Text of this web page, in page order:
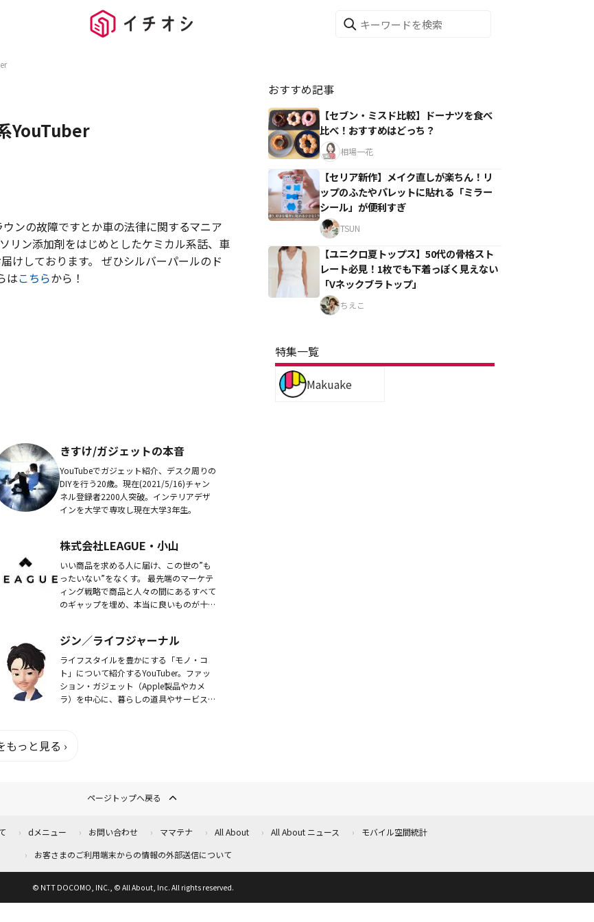
YouTuber
ンの故障ですとか車の法律に関するマニア
リン添加剤をはじめとしたケミカル系話、車
けしております。 ぜひシルバーパールのド
はこちらから！
きすけ/ガジェットの本音
YouTubeでガジェット紹介、デスク周りの
DIYを行う20歳。現在(2021/5/16)チャン
ネル登録者2200人突破。インテリアデザ
インを大学で専攻し現在大学3年生。
株式会社LEAGUE・小山
いい商品を求める人に届け、この世の”も
ったいない”をなくす。 最先端のマーケテ
ィング戦略で商品と人々の間にあるすべて
のギャップを埋め、本当に良いものが十分
ジン／ライフジャーナル
ライフスタイルを豊かにする「モノ・コ
ト」について紹介するYouTuber。ファッ
ション・ガジェット（Apple製品やカメ
ラ）を中心に、暮らしの道具やサービスの
もっと見る ›
おすすめ記事
【セブン・ミスド比較】ドーナツを食べ
比べ！おすすめはどっち？
相場一花
【セリア新作】メイク直しが楽ちん！リ
ップのふたやパレットに貼れる「ミラー
シール」が便利すぎ
TSUN
【ユニクロ夏トップス】50代の骨格スト
レート必見！1枚でも下着っぽく見えない
「Vネックブラトップ」
ちえこ
特集一覧
Makuake
ページトップへ戻る
dメニュー お問い合わせ ママテナ All About All About ニュース
モバイル空間統計
お客さまのご利用端末からの情報の外部送信について
© NTT DOCOMO, INC., © All About, Inc. All rights reserved.